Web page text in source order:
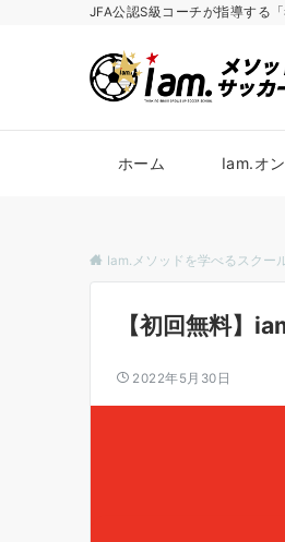
JFA公認S級コーチが指導する
ホーム Iam.オ
Iam.メソッドを学べるスクー
【初回無料】
2022年5月30日